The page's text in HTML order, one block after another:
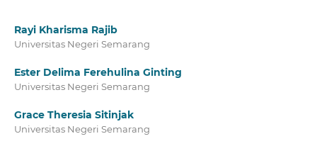
Rayi Kharisma Rajib
Universitas Negeri Semarang
Ester Delima Ferehulina Ginting
Universitas Negeri Semarang
Grace Theresia Sitinjak
Universitas Negeri Semarang